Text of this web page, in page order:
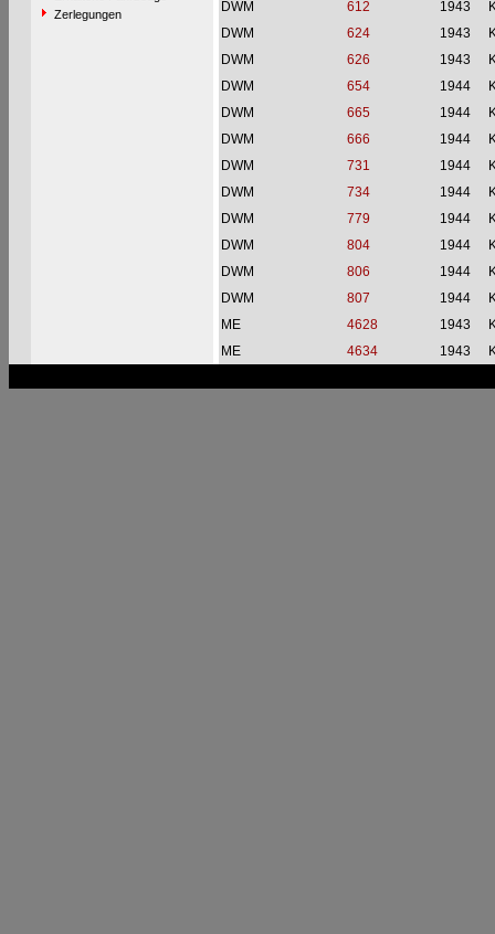
Zerlegungen
DWM
612 1943
DWM
624 1943
DWM
626 1943
DWM
654 1944
DWM
665 1944
DWM
666 1944
DWM
731 1944
DWM
734 1944
DWM
779 1944
DWM
804 1944
DWM
806 1944
DWM
807 1944
ME
4628 1943
ME
4634 1943